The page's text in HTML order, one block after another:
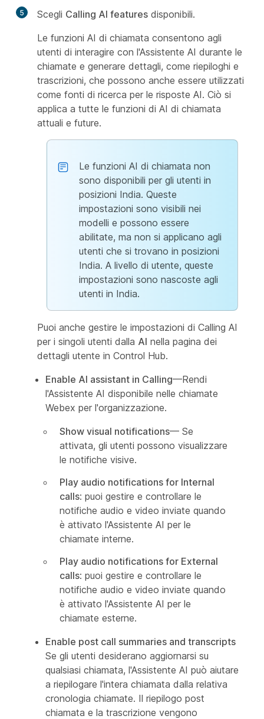
5 Scegli Calling AI features disponibili.
Le funzioni AI di chiamata consentono agli
utenti di interagire con l'Assistente AI durante le
chiamate e generare dettagli, come riepiloghi e
trascrizioni, che possono anche essere utilizzati
come fonti di ricerca per le risposte AI. Ciò si
applica a tutte le funzioni di AI di chiamata
attuali e future.
Le funzioni AI di chiamata non
sono disponibili per gli utenti in
posizioni India. Queste
impostazioni sono visibili nei
modelli e possono essere
abilitate, ma non si applicano agli
utenti che si trovano in posizioni
India. A livello di utente, queste
impostazioni sono nascoste agli
utenti in India.
Puoi anche gestire le impostazioni di Calling AI
per i singoli utenti dalla AI nella pagina dei
dettagli utente in Control Hub.
Enable AI assistant in Calling—Rendi
l'Assistente AI disponibile nelle chiamate
Webex per l'organizzazione.
Show visual notifications— Se
attivata, gli utenti possono visualizzare
le notifiche visive.
Play audio notifications for Internal
calls: puoi gestire e controllare le
notifiche audio e video inviate quando
è attivato l'Assistente AI per le
chiamate interne.
Play audio notifications for External
calls: puoi gestire e controllare le
notifiche audio e video inviate quando
è attivato l'Assistente AI per le
chiamate esterne.
Enable post call summaries and transcripts
Se gli utenti desiderano aggiornarsi su
qualsiasi chiamata, l'Assistente AI può aiutare
a riepilogare l'intera chiamata dalla relativa
cronologia chiamate. Il riepilogo post
chiamata e la trascrizione vengono